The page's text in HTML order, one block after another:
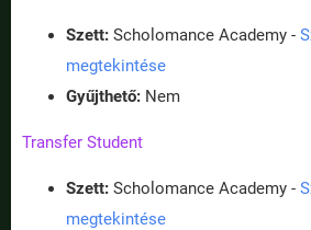
Szett: Scholomance Academy -
megtekintése
Gyűjthető: Nem
Transfer Student
Szett: Scholomance Academy -
megtekintése